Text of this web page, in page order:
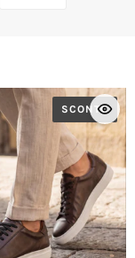
SCONTO